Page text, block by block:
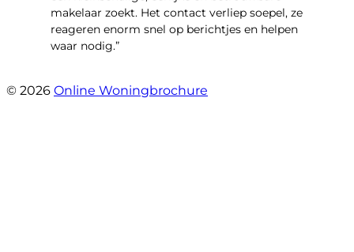
makelaar zoekt. Het contact verliep soepel, ze
reageren enorm snel op berichtjes en helpen
waar nodig.”
© 2026 Online Woningbrochure